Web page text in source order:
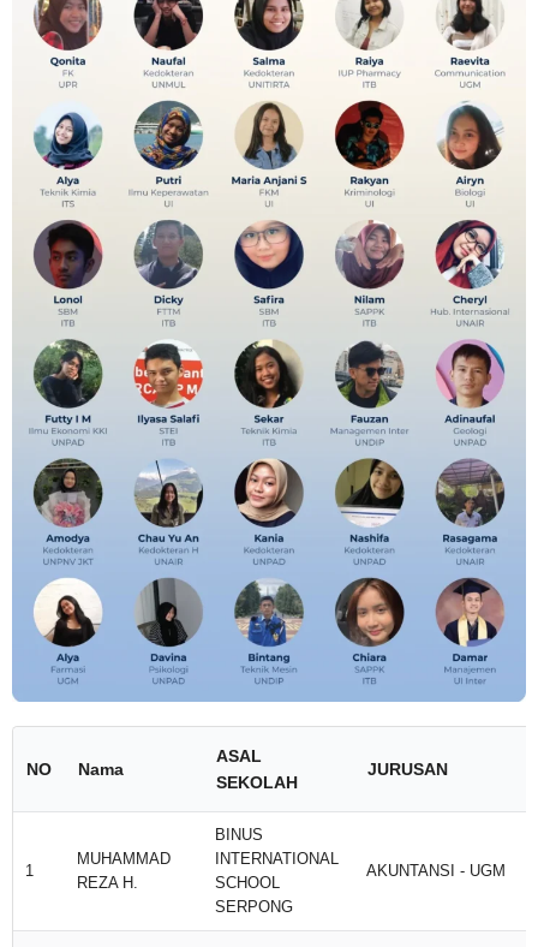
NO Nama
ASAL
SEKOLAH
JURUSAN
1
MUHAMMAD
REZA H.
BINUS
INTERNATIONAL
SCHOOL
SERPONG
AKUNTANSI - UGM